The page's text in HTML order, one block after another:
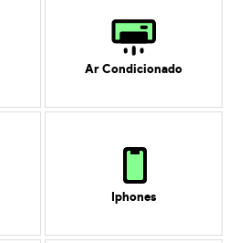
Ar Condicionado
Iphones